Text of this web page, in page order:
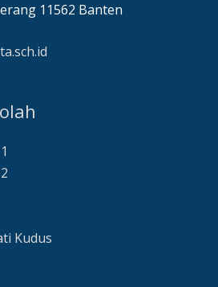
11562 Banten
Kudus